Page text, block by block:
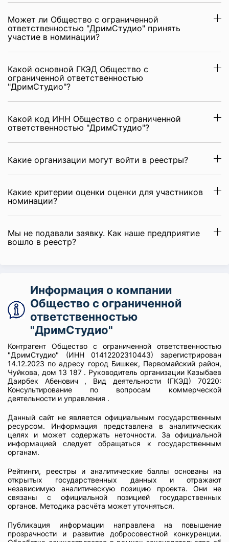
Может ли Общество с ограниченной
ответственностью "ДримСтудио" принять
участие в номинации?
Какой основной ГКЭД Общество с
ограниченной ответственностью
"ДримСтудио"?
Какой код ИНН Общество с ограниченной
ответственностью "ДримСтудио"?
Какие организации могут войти в реестры?
Какие критерии оценки оценки для участников
номинации?
Мы не подавали заявку. Как наше предприятие
вошло в реестр?
Информация о компании
Общество с ограниченной
ответственностью
"ДримСтудио"
Контрагент Общество с ограниченной ответственностью
"ДримСтудио" (ИНН 01412202310443) зарегистрирован
14.12.2023 по адресу город Бишкек, Первомайский район,
Чуйкова, дом 13 187 . Руководитель организации Казыбаев
Даирбек Абенович , Вид деятельности (ГКЭД) 70220:
Консультирование по вопросам коммерческой
деятельности и управления .
Данный сайт не является официальным государственным
ресурсом. Информация представлена в аналитических
целях и может содержать неточности. За официальной
информацией следует обращаться к государственным
органам.
Рейтинги, реестры и аналитические баллы основаны на
открытых государственных данных и отражают
независимую аналитическую позицию проекта. Они не
связаны с официальной позицией государственных
органов. Методика расчёта может уточняться.
Публикация информации направлена на повышение
прозрачности и развитие добросовестной конкуренции.